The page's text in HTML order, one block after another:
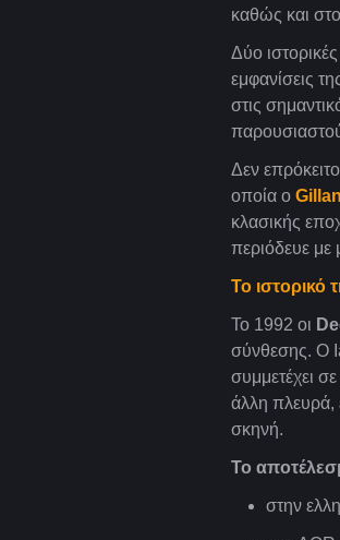
καθώς και
Δύο
εμφανίσεις
στις
Δεν
οποία ο Gillan
κλασικής
περιόδευε με
Το ιστορικό
Το 1992 οι
σύνθεσης. Ο
συμμετέχει
άλλη πλευρά,
σκηνή.
Το
στην